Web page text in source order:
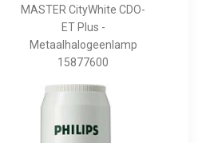
MASTER CityWhite CDO-
ET Plus -
Metaalhalogeenlamp
15877600